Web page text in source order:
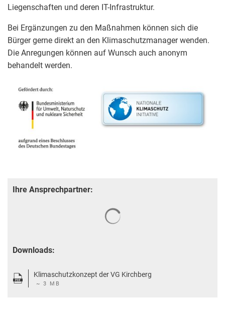
Liegenschaften und deren IT-Infrastruktur.
Bei Ergänzungen zu den Maßnahmen können sich die
Bürger gerne direkt an den Klimaschutzmanager wenden.
Die Anregungen können auf Wunsch auch anonym
behandelt werden.
Ihre Ansprechpartner:
Downloads:
Klimaschutzkonzept der VG Kirchberg
~ 3 MB